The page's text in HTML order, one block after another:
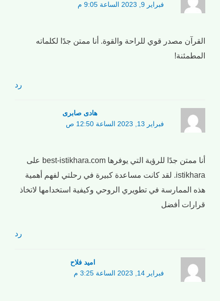
فبراير 9, 2023 الساعة 9:05 م
القرآن مصدر قوي للراحة والقوة. أنا ممتن جدًا لكلماته
المطمئنة!
رد
هادی صابری
فبراير 13, 2023 الساعة 12:50 ص
أنا ممتن جدًا للرؤية التي يوفرها best-istikhara.com على
istikhara. لقد كانت مساعدة كبيرة في رحلتي لفهم أهمية
هذه الممارسة في تطويري الروحي وكيفية استخدامها لاتخاذ
قرارات أفضل
رد
امید فلاح
فبراير 14, 2023 الساعة 3:25 م